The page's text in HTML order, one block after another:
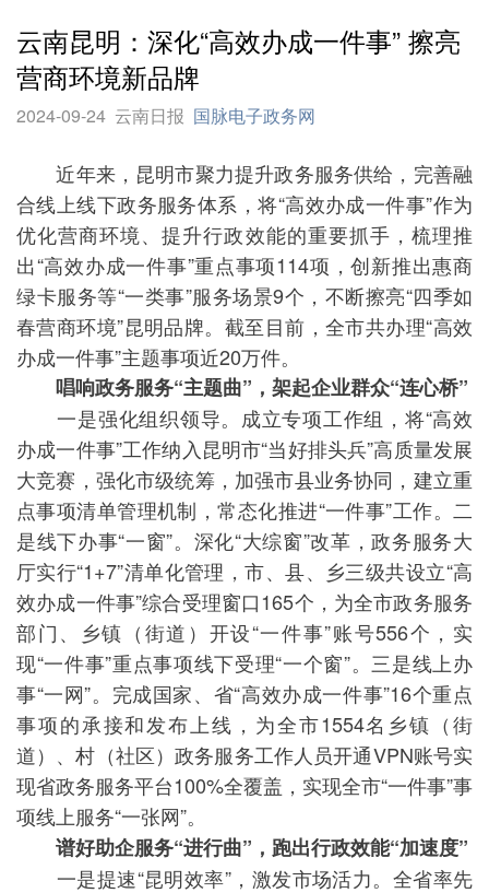
云南昆明：深化“高效办成一件事” 擦亮
营商环境新品牌
2024-09-24 云南日报 国脉电子政务网
近年来，昆明市聚力提升政务服务供给，完善融
合线上线下政务服务体系，将“高效办成一件事”作为
优化营商环境、提升行政效能的重要抓手，梳理推
出“高效办成一件事”重点事项114项，创新推出惠商
绿卡服务等“一类事”服务场景9个，不断擦亮“四季如
春营商环境”昆明品牌。截至目前，全市共办理“高效
办成一件事”主题事项近20万件。
唱响政务服务“主题曲”，架起企业群众“连心桥”
一是强化组织领导。成立专项工作组，将“高效
办成一件事”工作纳入昆明市“当好排头兵”高质量发展
大竞赛，强化市级统筹，加强市县业务协同，建立重
点事项清单管理机制，常态化推进“一件事”工作。二
是线下办事“一窗”。深化“大综窗”改革，政务服务大
厅实行“1+7”清单化管理，市、县、乡三级共设立“高
效办成一件事”综合受理窗口165个，为全市政务服务
部门、乡镇（街道）开设“一件事”账号556个，实
现“一件事”重点事项线下受理“一个窗”。三是线上办
事“一网”。完成国家、省“高效办成一件事”16个重点
事项的承接和发布上线，为全市1554名乡镇（街
道）、村（社区）政务服务工作人员开通VPN账号实
现省政务服务平台100%全覆盖，实现全市“一件事”事
项线上服务“一张网”。
谱好助企服务“进行曲”，跑出行政效能“加速度”
一是提速“昆明效率”，激发市场活力。全省率先